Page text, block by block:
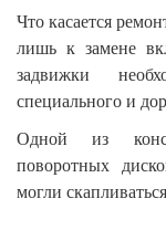
Что касается
лишь к замене
задвижки
специального и
Одной из
поворотных
могли